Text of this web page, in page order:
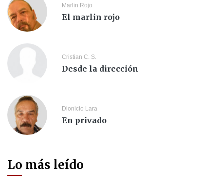
Marlin Rojo
El marlin rojo
Cristian C. S.
Desde la dirección
Dionicio Lara
En privado
Lo más leído